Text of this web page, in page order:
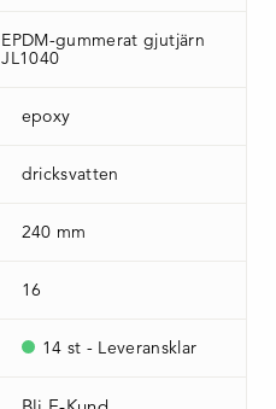
EPDM-gummerat gjutjärn
JL1040
epoxy
dricksvatten
240 mm
16
14 st - Leveransklar